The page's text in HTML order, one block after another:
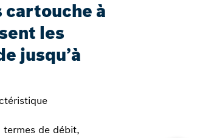
cartouche à
les
jusqu’à
termes de débit,